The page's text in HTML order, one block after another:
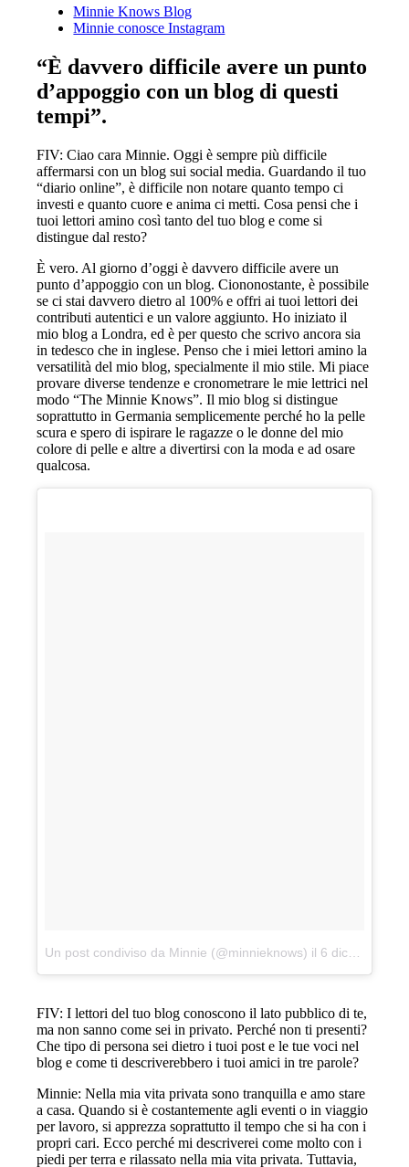
Minnie Knows Blog
Minnie conosce Instagram
“È davvero difficile avere un punto
d’appoggio con un blog di questi
tempi”.
FIV: Ciao cara Minnie. Oggi è sempre più difficile
affermarsi con un blog sui social media. Guardando il tuo
“diario online”, è difficile non notare quanto tempo ci
investi e quanto cuore e anima ci metti. Cosa pensi che i
tuoi lettori amino così tanto del tuo blog e come si
distingue dal resto?
È vero. Al giorno d’oggi è davvero difficile avere un
punto d’appoggio con un blog. Ciononostante, è possibile
se ci stai davvero dietro al 100% e offri ai tuoi lettori dei
contributi autentici e un valore aggiunto. Ho iniziato il
mio blog a Londra, ed è per questo che scrivo ancora sia
in tedesco che in inglese. Penso che i miei lettori amino la
versatilità del mio blog, specialmente il mio stile. Mi piace
provare diverse tendenze e cronometrare le mie lettrici nel
modo “The Minnie Knows”. Il mio blog si distingue
soprattutto in Germania semplicemente perché ho la pelle
scura e spero di ispirare le ragazze o le donne del mio
colore di pelle e altre a divertirsi con la moda e ad osare
qualcosa.
Un post condiviso da Minnie (@minnieknows) il 6 dicembre 2017 alle 3:23 PST
FIV: I lettori del tuo blog conoscono il lato pubblico di te,
ma non sanno come sei in privato. Perché non ti presenti?
Che tipo di persona sei dietro i tuoi post e le tue voci nel
blog e come ti descriverebbero i tuoi amici in tre parole?
Minnie: Nella mia vita privata sono tranquilla e amo stare
a casa. Quando si è costantemente agli eventi o in viaggio
per lavoro, si apprezza soprattutto il tempo che si ha con i
propri cari. Ecco perché mi descriverei come molto con i
piedi per terra e rilassato nella mia vita privata. Tuttavia,